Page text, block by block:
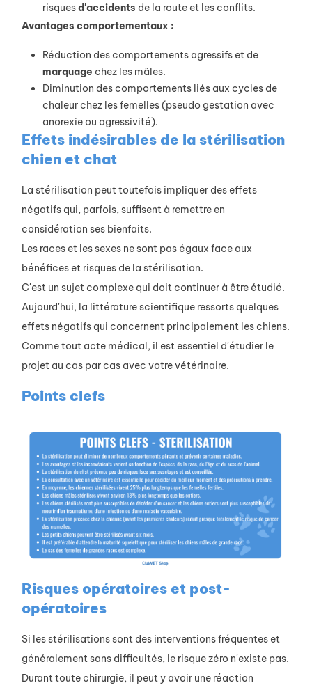
risquesd'accidents de la route et les conflits.
Avantages comportementaux :
Réduction des comportements agressifs et de
marquage chez les mâles.
Diminution des comportements liés aux cycles de
chaleur chez les femelles (pseudo gestation avec
anorexie ou agressivité).
Effets indésirables de la stérilisation
chien et chat
La stérilisation peut toutefois impliquer des effets
négatifs qui, parfois, suffisent à remettre en
considération ses bienfaits.
Les races et les sexes ne sont pas égaux face aux
bénéfices et risques de la stérilisation.
C'est un sujet complexe qui doit continuer à être étudié.
Aujourd'hui, la littérature scientifique ressorts quelques
effets négatifs qui concernent principalement les chiens.
Comme tout acte médical, il est essentiel d'étudier le
projet au cas par cas avec votre vétérinaire.
Points clefs
Risques opératoires et post-
opératoires
Si les stérilisations sont des interventions fréquentes et
généralement sans difficultés, le risque zéro n'existe pas.
Durant toute chirurgie, il peut y avoir une réaction